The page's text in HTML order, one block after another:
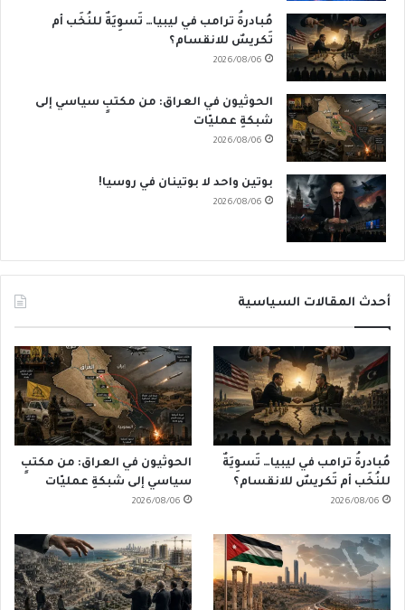
مُبادرةُ ترامب في ليبيا… تَسوِيَةٌ للنُخَب أم
تَكريسٌ للانقسام؟
2026/08/06
الحوثيون في العراق: من مكتبٍ سياسي إلى
شبكةِ عمليّات
2026/08/06
بوتين واحد لا بوتينان في روسيا!
2026/08/06
أحدث المقالات السياسية
مُبادرةُ ترامب في ليبيا… تَسوِيَةٌ
للنُخَب أم تَكريسٌ للانقسام؟
2026/08/06
الحوثيون في العراق: من مكتبٍ
سياسي إلى شبكةِ عمليّات
2026/08/06